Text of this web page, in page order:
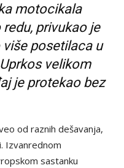
motocikala
privukao je
posetilaca u
velikom
je protekao bez
od raznih dešavanja,
Izvanrednom
sastanku